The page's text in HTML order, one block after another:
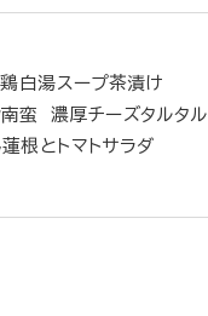
白湯スープ茶漬け
南蛮 濃厚チーズタルタル
根とトマトサラダ